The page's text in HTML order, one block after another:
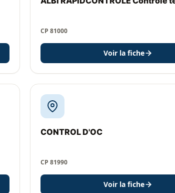
CP 81000
Voir la fiche
CONTROL D'OC
CP 81990
Voir la fiche